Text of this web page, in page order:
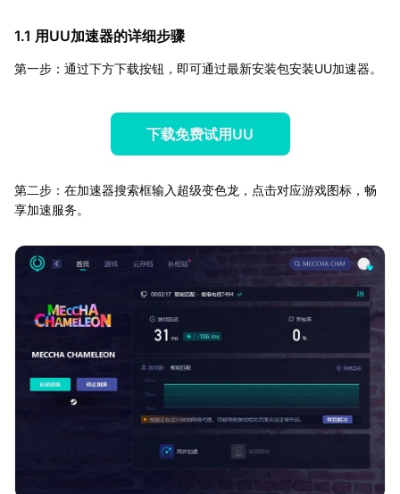
1.1 用UU加速器的详细步骤
第一步：通过下方下载按钮，即可通过最新安装包安装UU加速器。
下载免费试用UU
第二步：在加速器搜索框输入超级变色龙，点击对应游戏图标，畅
享加速服务。